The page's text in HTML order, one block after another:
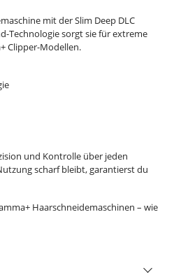
mit der Slim Deep DLC
Technologie sorgt sie für extreme
Clipper-Modellen.
und Kontrolle über jeden
scharf bleibt, garantierst du
Haarschneidemaschinen – wie